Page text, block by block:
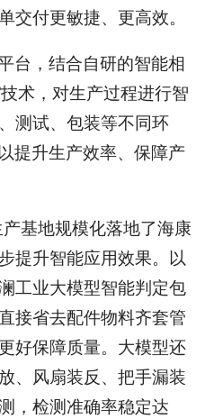
交付更敏捷、更高效。
，结合自研的智能相
术，对生产过程进行智
测试、包装等不同环
提升生产效率、保障产
地规模化落地了海康
提升智能应用效果。以
工业大模型智能判定包
接省去配件物料齐套管
好保障质量。大模型还
、风扇装反、把手漏装
，检测准确率稳定达